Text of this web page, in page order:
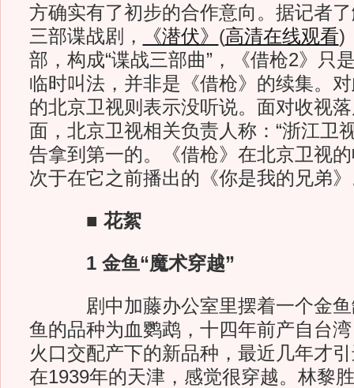
方确实有了初步的合作意向。据记者
三部谍战剧，
《潜伏》 (高清在线观看)
部，构成“谍战三部曲”，《借枪2》只
临时叫法，并非是《借枪》的续集。
的北京卫视则表示没听说。面对收视
面，北京卫视相关负责人称：“浙江卫
告拿到第一的。《借枪》在北京卫视
次于在它之前播出的《你是我的兄弟》
■ 花絮
1 金鱼“魔术穿越”
剧中加藤办公室里摆着一个金鱼
鱼的品种为血鹦鹉，十四年前产自台
火口交配产下的新品种，最近几年才
在1939年的天津，感觉很穿越。林黎